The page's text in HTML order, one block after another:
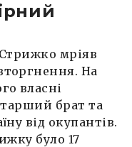
мріяв
На
власні
брат та
від окупантів.
було 17